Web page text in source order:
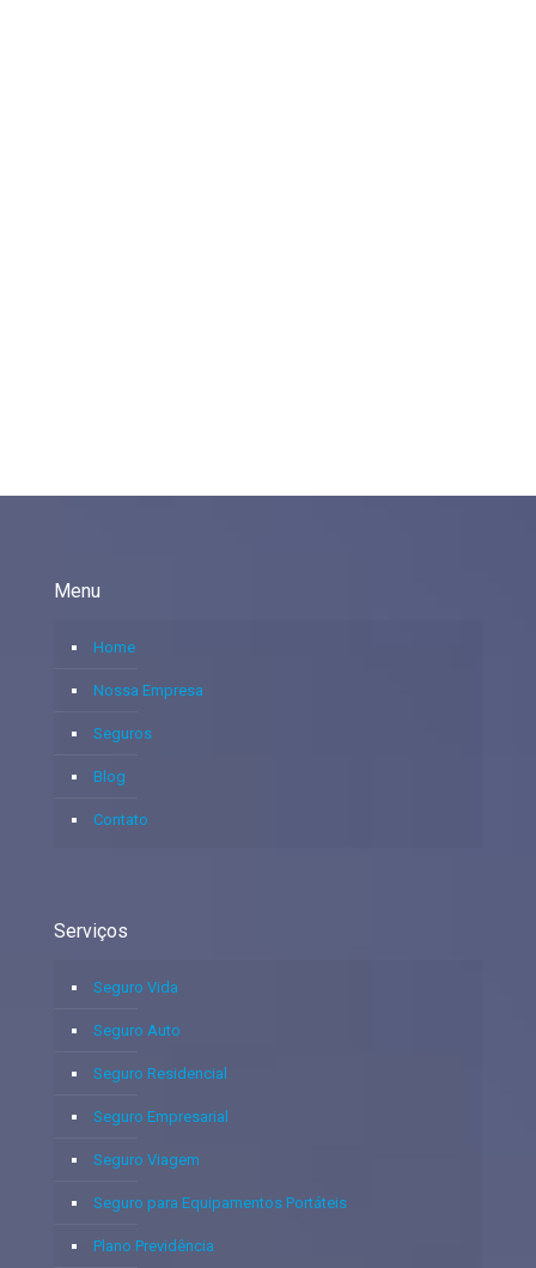
Menu
Home
Nossa Empresa
Seguros
Blog
Contato
Serviços
Seguro Vida
Seguro Auto
Seguro Residencial
Seguro Empresarial
Seguro Viagem
Seguro para Equipamentos Portáteis
Plano Previdência